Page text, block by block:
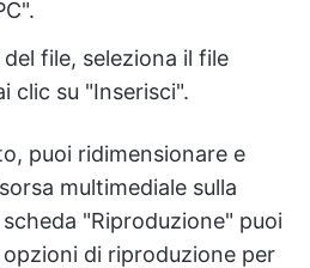
file, seleziona il file
clic su "Inserisci".
puoi ridimensionare e
multimediale sulla
"Riproduzione" puoi
di riproduzione per